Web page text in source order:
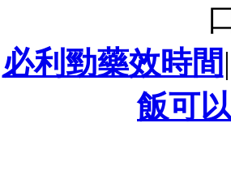
必利勁藥效時間
飯可